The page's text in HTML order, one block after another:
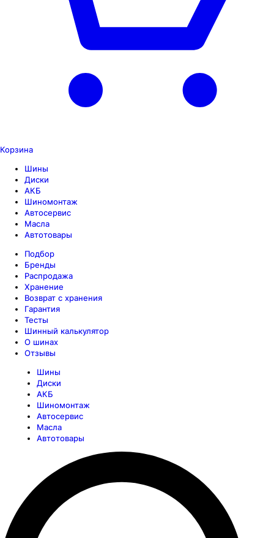
Корзина
Шины
Диски
АКБ
Шиномонтаж
Автосервис
Масла
Автотовары
Подбор
Бренды
Распродажа
Хранение
Возврат с хранения
Гарантия
Тесты
Шинный калькулятор
О шинах
Отзывы
Шины
Диски
АКБ
Шиномонтаж
Автосервис
Масла
Автотовары